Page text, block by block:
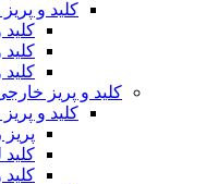
کلید و
کلید
کلید
کلید
کلید و پریز
کلید و